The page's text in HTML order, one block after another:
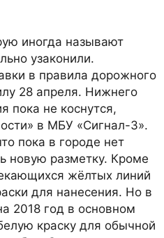
иногда называют
узаконили.
в правила дорожного
28 апреля. Нижнего
пока не коснутся,
в МБУ «Сигнал-3».
пока в городе нет
новую разметку. Кроме
жёлтых линий
для нанесения. Но в
2018 год в основном
краску для обычной